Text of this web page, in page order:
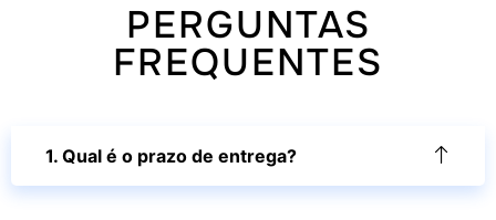
PERGUNTAS
FREQUENTES
1. Qual é o prazo de entrega?